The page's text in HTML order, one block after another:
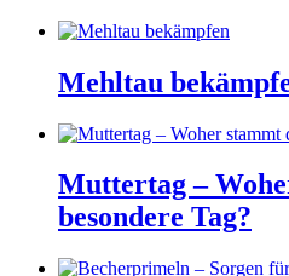
Mehltau
Muttertag –
besondere Tag?